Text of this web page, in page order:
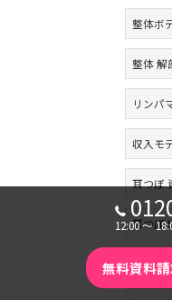
整体ボ
整体 解
リンパ
収入モ
耳つぼ
耳つぼ
耳つぼ
12:00 〜
無料資料